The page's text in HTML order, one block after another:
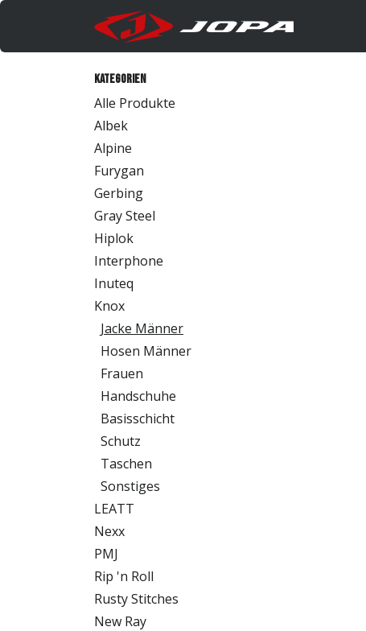
Zum Inhalt springen
Kategorien
Alle Produkte
Albek
Alpine
Furygan
Gerbing
Gray Steel
Hiplok
Interphone
Inuteq
Knox
Jacke Männer
Hosen Männer
Frauen
Handschuhe
Basisschicht
Schutz
Taschen
Sonstiges
LEATT
Nexx
PMJ
Rip 'n Roll
Rusty Stitches
New Ray